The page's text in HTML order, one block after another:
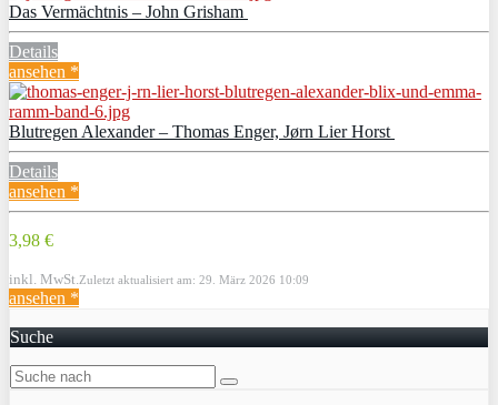
Das Vermächtnis – John Grisham
Details
ansehen *
Blutregen Alexander – Thomas Enger, Jørn Lier Horst
Details
ansehen *
3,98 €
inkl. MwSt. Zuletzt aktualisiert am: 29. März 2026 10:09
ansehen *
Suche